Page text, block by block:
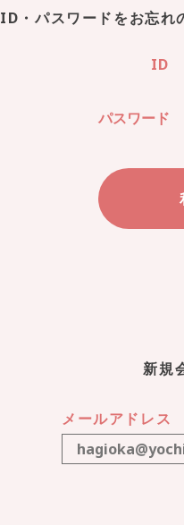
ID・パスワードをお忘れ
ID
パスワード
新規
メールアドレス